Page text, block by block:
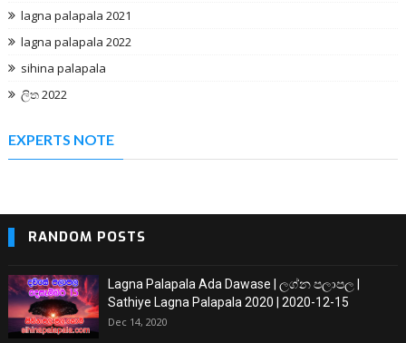
lagna palapala 2021
lagna palapala 2022
sihina palapala
ලිත 2022
EXPERTS NOTE
RANDOM POSTS
Lagna Palapala Ada Dawase | ලග්න පලාපල |
Sathiye Lagna Palapala 2020 | 2020-12-15
Dec 14, 2020